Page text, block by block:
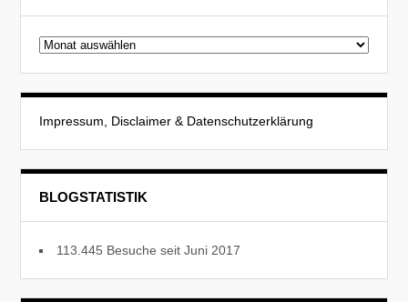
Beitragsarchiv
Impressum, Disclaimer & Datenschutzerklärung
BLOGSTATISTIK
113.445 Besuche seit Juni 2017